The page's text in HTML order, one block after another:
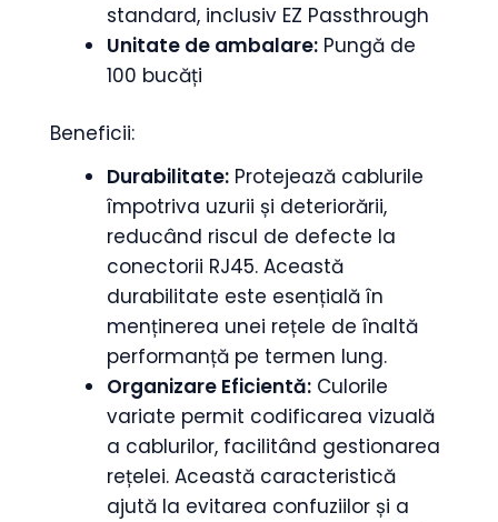
standard, inclusiv EZ Passthrough
Unitate de ambalare: Pungă de
100 bucăți
Beneficii:
Durabilitate: Protejează cablurile
împotriva uzurii și deteriorării,
reducând riscul de defecte la
conectorii RJ45. Această
durabilitate este esențială în
menținerea unei rețele de înaltă
performanță pe termen lung.
Organizare Eficientă: Culorile
variate permit codificarea vizuală
a cablurilor, facilitând gestionarea
rețelei. Această caracteristică
ajută la evitarea confuziilor și a